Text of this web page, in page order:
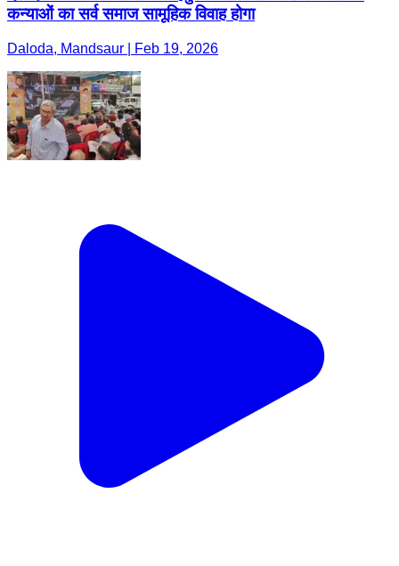
कन्याओं का सर्व समाज सामूहिक विवाह होगा
Daloda, Mandsaur | Feb 19, 2026